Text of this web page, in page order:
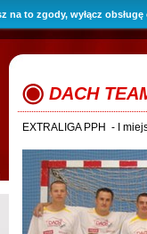
to zgody, wyłącz
wiedzy Kontakt i
DACH
EXTRALIGA PPH - I